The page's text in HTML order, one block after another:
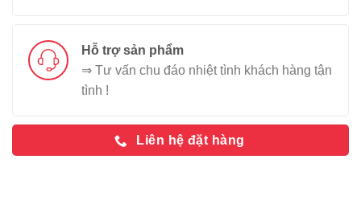
Hỗ trợ sản phẩm
⇒ Tư vấn chu đáo nhiệt tình khách hàng tận
tình !
Liên hệ đặt hàng